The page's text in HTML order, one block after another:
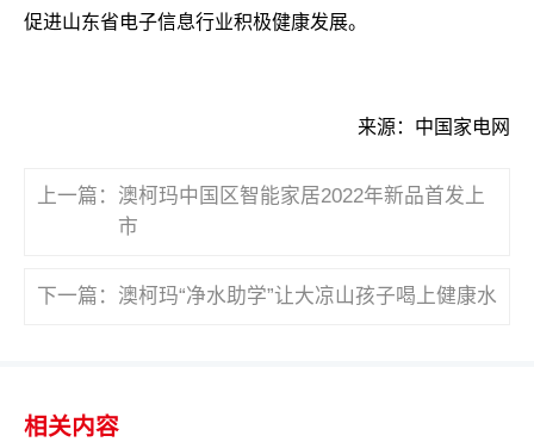
促进山东省电子信息行业积极健康发展。
来源：中国家电网
上一篇： 澳柯玛中国区智能家居2022年新品首发上
市
下一篇： 澳柯玛“净水助学”让大凉山孩子喝上健康水
相关内容